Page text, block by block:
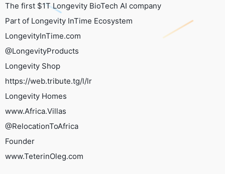
The first $1T Longevity BioTech AI company
Part of Longevity InTime Ecosystem
LongevityInTime.com
@LongevityProducts
Longevity Shop
https://web.tribute.tg/l/lr
Longevity Homes
www.Africa.Villas
@RelocationToAfrica
Founder
www.TeterinOleg.com